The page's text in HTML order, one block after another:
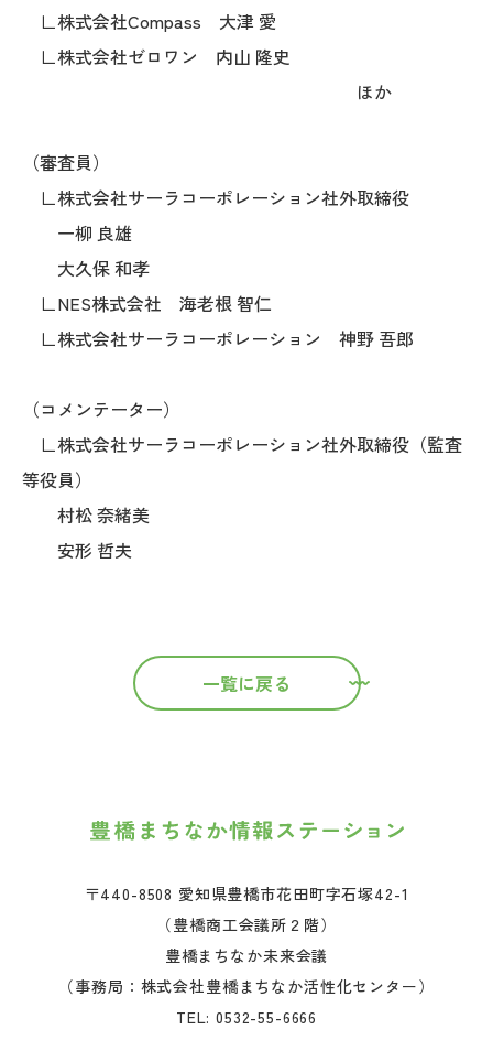
∟株式会社Compass 大津 愛
∟株式会社ゼロワン 内山 隆史
ほか
（審査員）
∟株式会社サーラコーポレーション社外取締役
一柳 良雄
大久保 和孝
∟NES株式会社 海老根 智仁
∟株式会社サーラコーポレーション 神野 吾郎
（コメンテーター）
∟株式会社サーラコーポレーション社外取締役（監査
等役員）
村松 奈緒美
安形 哲夫
一覧に戻る
〒440-8508 愛知県豊橋市花田町字石塚42-1
（豊橋商工会議所２階）
豊橋まちなか未来会議
（事務局：株式会社豊橋まちなか活性化センター）
TEL:0532-55-6666